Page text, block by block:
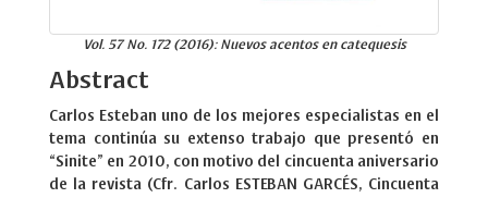
Vol. 57 No. 172 (2016): Nuevos acentos en catequesis
Abstract
Carlos Esteban uno de los mejores especialistas en el
tema continúa su extenso trabajo que presentó en
“Sinite” en 2010, con motivo del cincuenta aniversario
de la revista (Cfr. Carlos ESTEBAN GARCÉS, Cincuenta